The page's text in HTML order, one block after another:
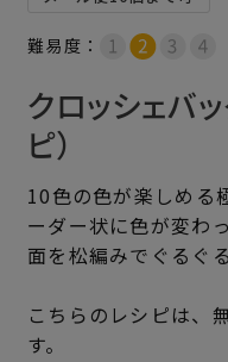
難易度：
クロッシェバ
ピ）
10色の色が楽しめる
ーダー状に色が変わ
面を松編みでぐるぐ
こちらのレシピは、
す。